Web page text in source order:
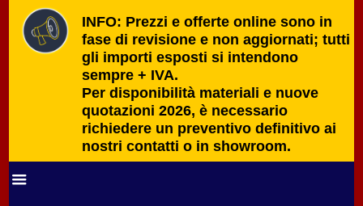
INFO: Prezzi e offerte online sono in
fase di revisione e non aggiornati; tutti
gli importi esposti si intendono
sempre + IVA.
Per disponibilità materiali e nuove
quotazioni 2026, è necessario
richiedere un preventivo definitivo ai
nostri contatti o in showroom.